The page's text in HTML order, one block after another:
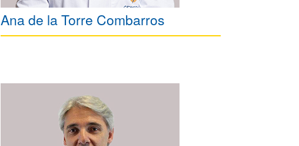
Ana de la Torre Combarros